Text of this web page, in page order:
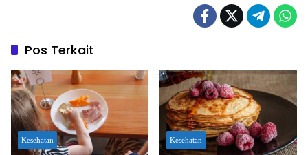
Pos Terkait
Kesehatan Kesehatan